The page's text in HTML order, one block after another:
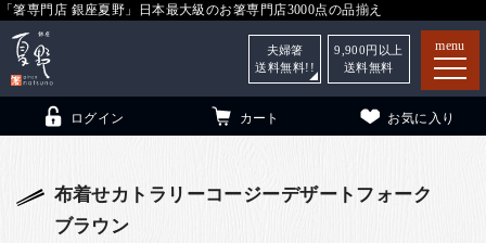
「箸専門店 銀座夏野」日本最大級のお箸専門店3000点の品揃え
menu
ログイン カート お気に入り
夫婦箸
送料無料!!
9,900 円以上
送料無料
布着せカトラリーコージーデザートフォーク
ブラウン